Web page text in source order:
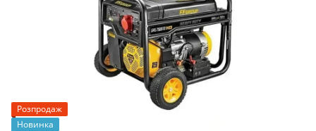
Розпродаж
Новинка